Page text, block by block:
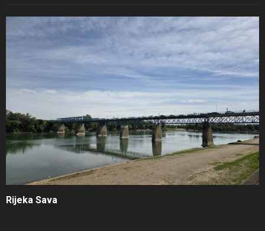
Rijeka Sava